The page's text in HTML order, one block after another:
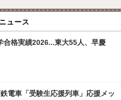
ュース
合格実績2026...東大55人、早慶
電車「受験生応援列車」応援メッ